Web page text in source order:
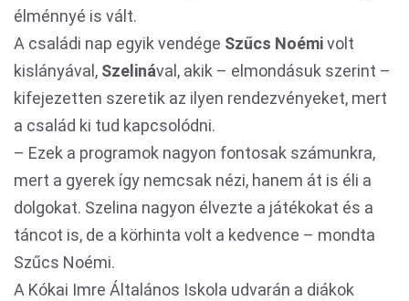
élménnyé is vált.
A családi nap egyik vendége Szűcs Noémivolt
kislányával, Szelinával, akik – elmondásuk szerint –
kifejezetten szeretik az ilyen rendezvényeket, mert
a család ki tud kapcsolódni.
– Ezek a programok nagyon fontosak számunkra,
mert a gyerek így nemcsak nézi, hanem át is éli a
dolgokat. Szelina nagyon élvezte a játékokat és a
táncot is, de a körhinta volt a kedvence – mondta
Szűcs Noémi.
A Kókai Imre Általános Iskola udvarán a diákok